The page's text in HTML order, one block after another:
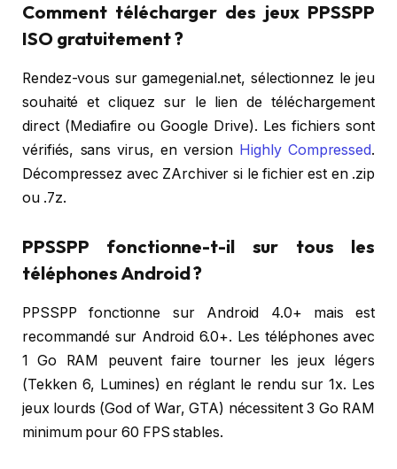
Comment télécharger des jeux PPSSPP
ISO gratuitement ?
Rendez-vous sur gamegenial.net, sélectionnez le jeu
souhaité et cliquez sur le lien de téléchargement
direct (Mediafire ou Google Drive). Les fichiers sont
vérifiés, sans virus, en version Highly Compressed.
Décompressez avec ZArchiver si le fichier est en .zip
ou .7z.
PPSSPP fonctionne-t-il sur tous les
téléphones Android ?
PPSSPP fonctionne sur Android 4.0+ mais est
recommandé sur Android 6.0+. Les téléphones avec
1 Go RAM peuvent faire tourner les jeux légers
(Tekken 6, Lumines) en réglant le rendu sur 1x. Les
jeux lourds (God of War, GTA) nécessitent 3 Go RAM
minimum pour 60 FPS stables.